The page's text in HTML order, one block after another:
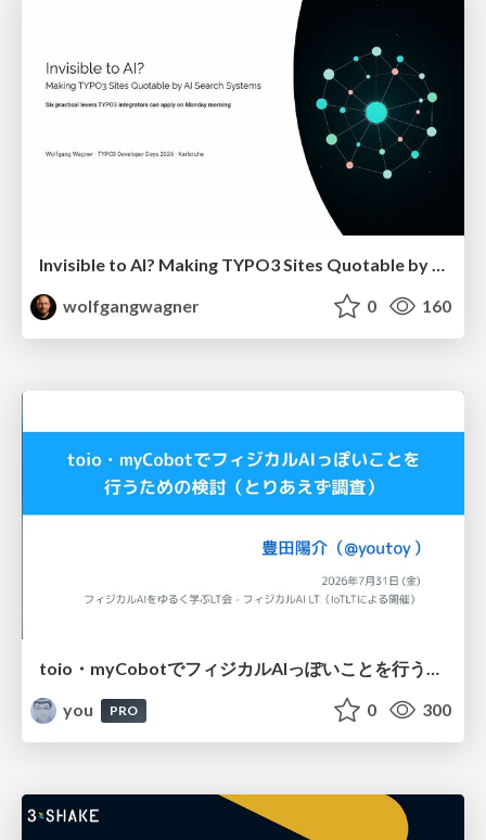
wolfgangwagner
0 160
toio・myCobotでフィジカルAIっぽいことを行うための検討（とりあえず調査） / フィジカルAI LT（IoTLTによる開催）
you
PRO 0 300